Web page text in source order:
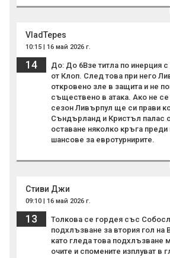
VladTepes
10:15 | 16 май 2026 г.
14
До: До 6Взе титла по инерция
от Клоп. След това при него
откровено зле в защита и не
съществено в атака. Ако не
сезон Ливърпул ще си прави
Съндърланд и Кристъл палас
оставане няколко кръга преди
шансове за евротурнирите.
Стиви Джи
09:10 | 16 май 2026 г.
13
Толкова се гордея със
подхлъзване за втория гол на
като гледа това подхлъзване
очите и спомените изплуват в